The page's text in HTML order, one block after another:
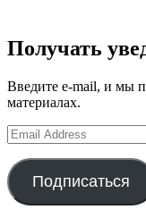
Получать
Введите e-mail, и мы
материалах.
Email
Address
Подписаться